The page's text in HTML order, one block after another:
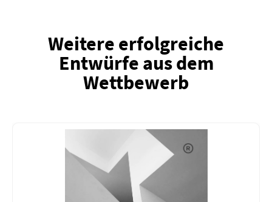
Weitere erfolgreiche
Entwürfe aus dem
Wettbewerb